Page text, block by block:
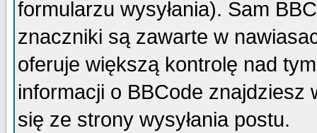
formularzu wysyłania). Sam
znaczniki są zawarte w
oferuje większą kontrolę nad
informacji o BBCode
się ze strony wysyłania postu.